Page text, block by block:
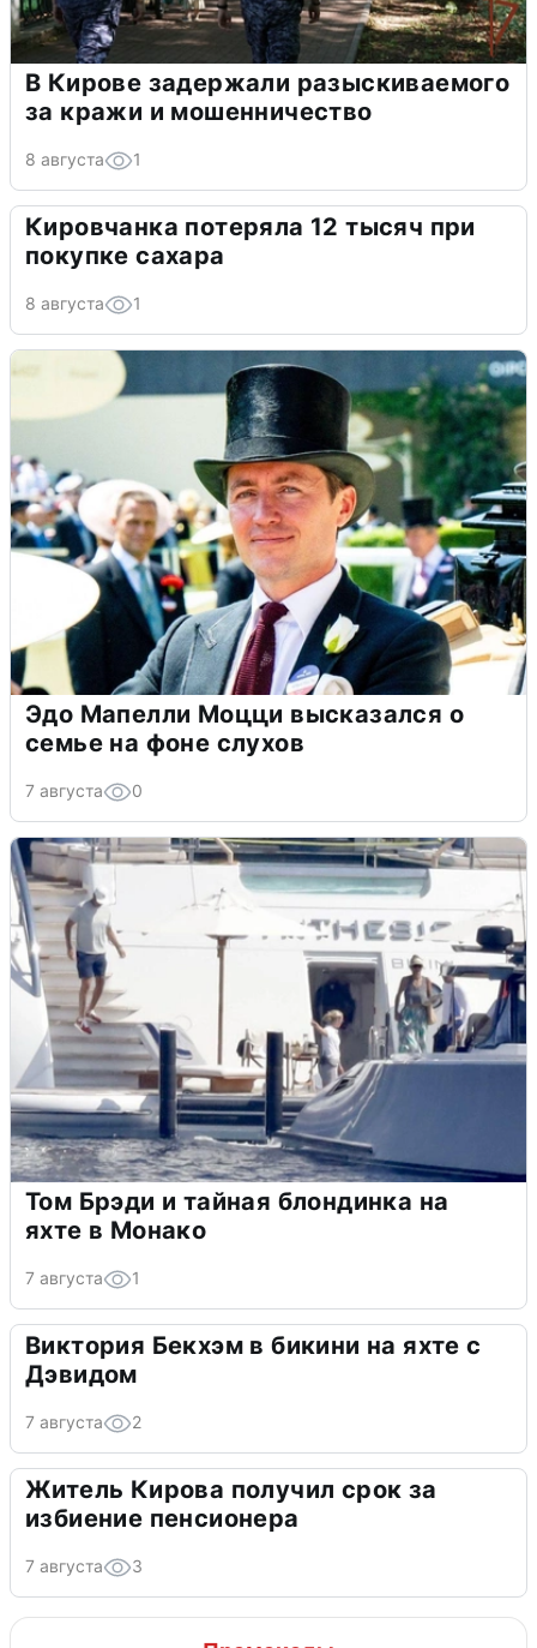
В Кирове задержали разыскиваемого
за кражи и мошенничество
8 августа 1
Кировчанка потеряла 12 тысяч при
покупке сахара
8 августа 1
Эдо Мапелли Моцци высказался о
семье на фоне слухов
7 августа 0
Том Брэди и тайная блондинка на
яхте в Монако
7 августа 1
Виктория Бекхэм в бикини на яхте с
Дэвидом
7 августа 2
Житель Кирова получил срок за
избиение пенсионера
7 августа 3